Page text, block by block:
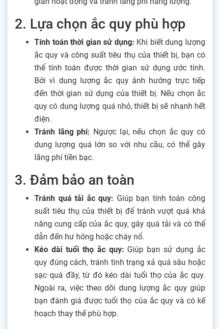
2. Lựa chọn ắc quy phù hợp
Tính toán thời gian sử dụng: Khi biết dung lượng
ắc quy và công suất tiêu thụ của thiết bị, bạn có
thể tính toán được thời gian sử dụng ước tính.
Bởi vì dung lượng ắc quy ảnh hưởng trực tiếp
đến thời gian sử dụng của thiết bị. Nếu chọn ắc
quy có dung lượng quá nhỏ, thiết bị sẽ nhanh hết
điện.
Tránh lãng phí: Ngược lại, nếu chọn ắc quy có
dung lượng quá lớn so với nhu cầu, có thể gây
lãng phí tiền bạc.
3. Đảm bảo an toàn
Tránh quá tải ắc quy: Giúp bạn tính toán công
suất tiêu thụ của thiết bị để tránh vượt quá khả
năng cung cấp của ắc quy, gây quá tải và có thể
dẫn đến hư hỏng hoặc cháy nổ.
Kéo dài tuổi thọ ắc quy: Giúp bạn sử dụng ắc
quy đúng cách, tránh tình trạng xả quá sâu hoặc
sạc quá đầy, từ đó kéo dài tuổi thọ của ắc quy.
Ngoài ra, việc theo dõi dung lượng ắc quy giúp
bạn đánh giá được tuổi thọ của ắc quy và có kế
hoạch thay thế phù hợp.